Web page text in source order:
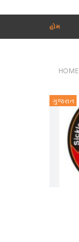
હોમ
HOME
ગુજરાત